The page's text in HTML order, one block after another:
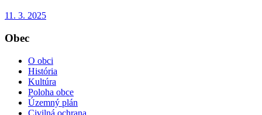
11. 3. 2025
Obec
O obci
História
Kultúra
Poloha obce
Územný plán
Civilná ochrana